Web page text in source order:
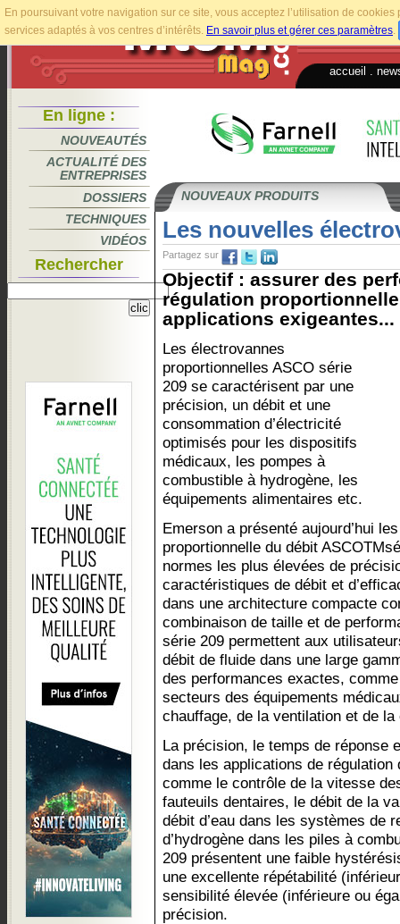
En poursuivant votre navigation sur ce site, vous acceptez l’utilisation de
services adaptés à vos centres d’intérêts. En savoir plus et gérer ces paramètres.
accueil
En ligne :
NOUVEAUTÉS
ACTUALITÉ DES
ENTREPRISES
DOSSIERS
TECHNIQUES
VIDÉOS
Rechercher
NOUVEAUX PRODUITS
Les nouvelles
Partagez sur
Objectif : assurer des
régulation
applications exigeantes...
Les électrovannes
proportionnelles ASCO série
209 se caractérisent par une
précision, un débit et une
consommation d’électricité
optimisés pour les dispositifs
médicaux, les pompes à
combustible à hydrogène, les
équipements alimentaires etc.
Emerson a présenté aujourd’hui
proportionnelle du débit
normes les plus élevées de
caractéristiques de débit et
dans une architecture compacte
combinaison de taille et de
série 209 permettent aux
débit de fluide dans une large
des performances exactes,
secteurs des équipements
chauffage, de la ventilation et de
La précision, le temps de réponse
dans les applications de
comme le contrôle de la vitesse
fauteuils dentaires, le débit de la
débit d’eau dans les systèmes de
d’hydrogène dans les piles à
209 présentent une faible
une excellente répétabilité
sensibilité élevée (inférieure ou
précision.